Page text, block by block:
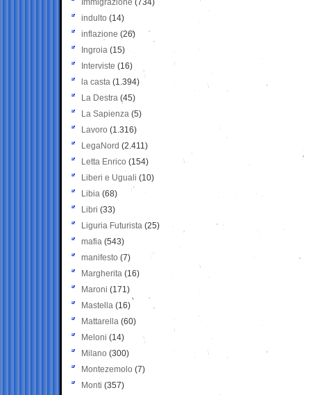
Immigrazione (734)
indulto (14)
inflazione (26)
Ingroia (15)
Interviste (16)
la casta (1.394)
La Destra (45)
La Sapienza (5)
Lavoro (1.316)
LegaNord (2.411)
Letta Enrico (154)
Liberi e Uguali (10)
Libia (68)
Libri (33)
Liguria Futurista (25)
mafia (543)
manifesto (7)
Margherita (16)
Maroni (171)
Mastella (16)
Mattarella (60)
Meloni (14)
Milano (300)
Montezemolo (7)
Monti (357)